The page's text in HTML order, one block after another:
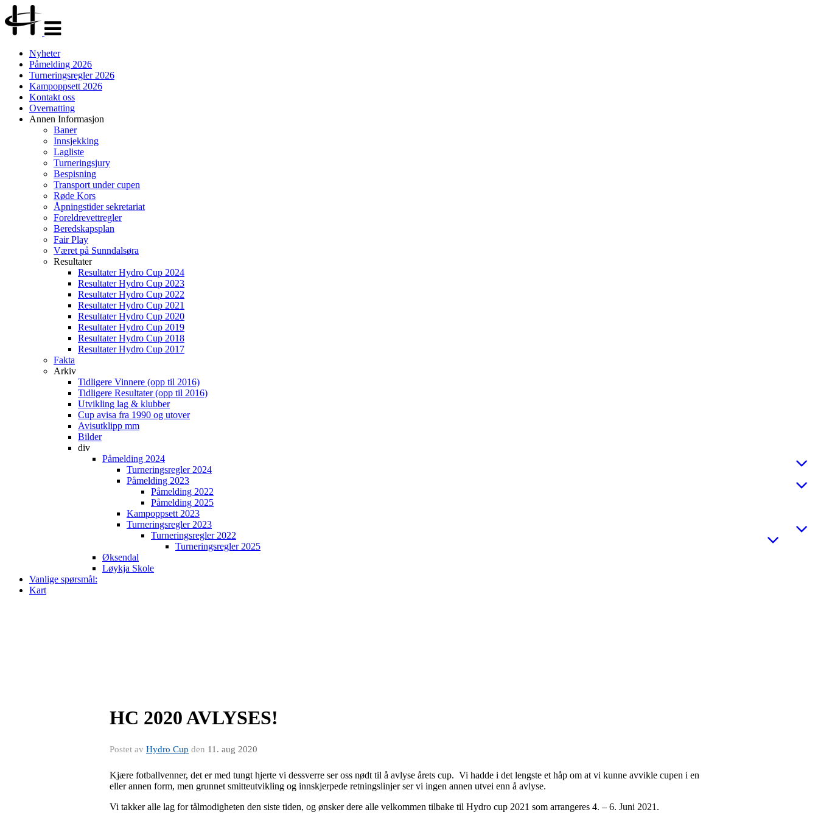
navigasjon
Nyheter
Påmelding 2026
Turneringsregler 2026
Kampoppsett 2026
Kontakt oss
Overnatting
Annen Informasjon
Baner
Innsjekking
Lagliste
Turneringsjury
Bespisning
Transport under cupen
Røde Kors
Åpningstider sekretariat
Foreldrevettregler
Beredskapsplan
Fair Play
Været på Sunndalsøra
Resultater
Resultater Hydro Cup 2024
Resultater Hydro Cup 2023
Resultater Hydro Cup 2022
Resultater Hydro Cup 2021
Resultater Hydro Cup 2020
Resultater Hydro Cup 2019
Resultater Hydro Cup 2018
Resultater Hydro Cup 2017
Fakta
Arkiv
Tidligere Vinnere (opp til 2016)
Tidligere Resultater (opp til 2016)
Utvikling lag & klubber
Cup avisa fra 1990 og utover
Avisutklipp mm
Bilder
div
Påmelding 2024
Turneringsregler 2024
Påmelding 2023
Påmelding 2022
Påmelding 2025
Kampoppsett 2023
Turneringsregler 2023
Turneringsregler 2022
Turneringsregler 2025
Øksendal
Løykja Skole
Vanlige spørsmål:
Kart
HC 2020 AVLYSES!
Postet av Hydro Cup den 11. aug 2020
Kjære fotballvenner, det er med tungt hjerte vi dessverre ser oss nødt til å avlyse årets cup. Vi hadde i det lengste et håp om at vi kunne avvikle cupen i en
eller annen form, men grunnet smitteutvikling og innskjerpede retningslinjer ser vi ingen annen utvei enn å avlyse.
Vi takker alle lag for tålmodigheten den siste tiden, og ønsker dere alle velkommen tilbake til Hydro cup 2021 som arrangeres 4. – 6. Juni 2021.